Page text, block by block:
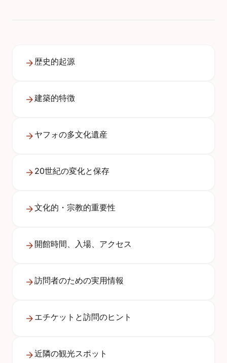
歴史的起源
建築的特徴
ヤフォの多文化遺産
20世紀の変化と保存
文化的・宗教的重要性
開館時間、入場、アクセス
訪問者のための実用情報
エチケットと訪問のヒント
近隣の観光スポット